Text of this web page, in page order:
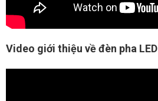
Video giới thiệu về đèn pha LED